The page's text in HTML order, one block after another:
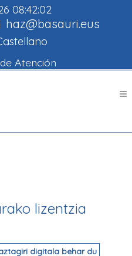
08:42:02
haz@basauri.eus
Atención